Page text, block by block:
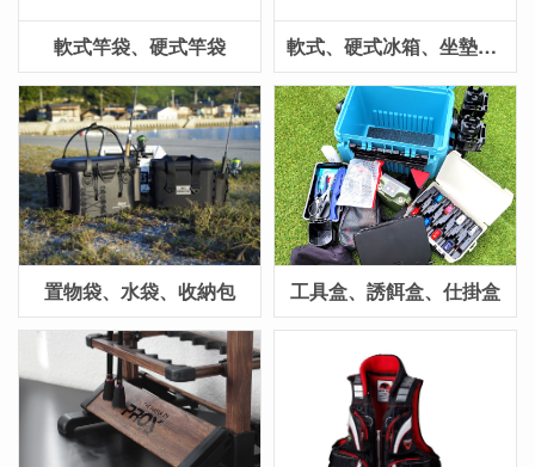
軟式竿袋、硬式竿袋 軟式、硬式冰箱、坐墊、配件
置物袋、水袋、收納包 工具盒、誘餌盒、仕掛盒